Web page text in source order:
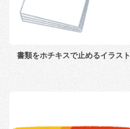
書類をホチキスで止めるイラスト